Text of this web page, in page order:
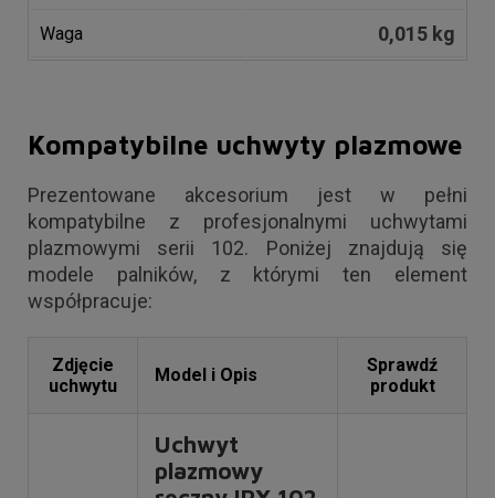
Waga 0,015 kg
Kompatybilne uchwyty plazmowe
Prezentowane akcesorium jest w pełni
kompatybilne z profesjonalnymi uchwytami
plazmowymi serii 102. Poniżej znajdują się
modele palników, z którymi ten element
współpracuje:
Zdjęcie
uchwytu
Model i Opis
Sprawdź
produkt
Uchwyt
plazmowy